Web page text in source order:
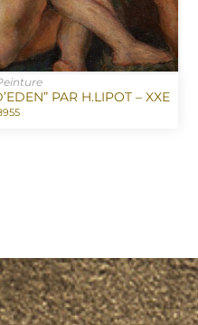
PAR H.LIPOT – XXE